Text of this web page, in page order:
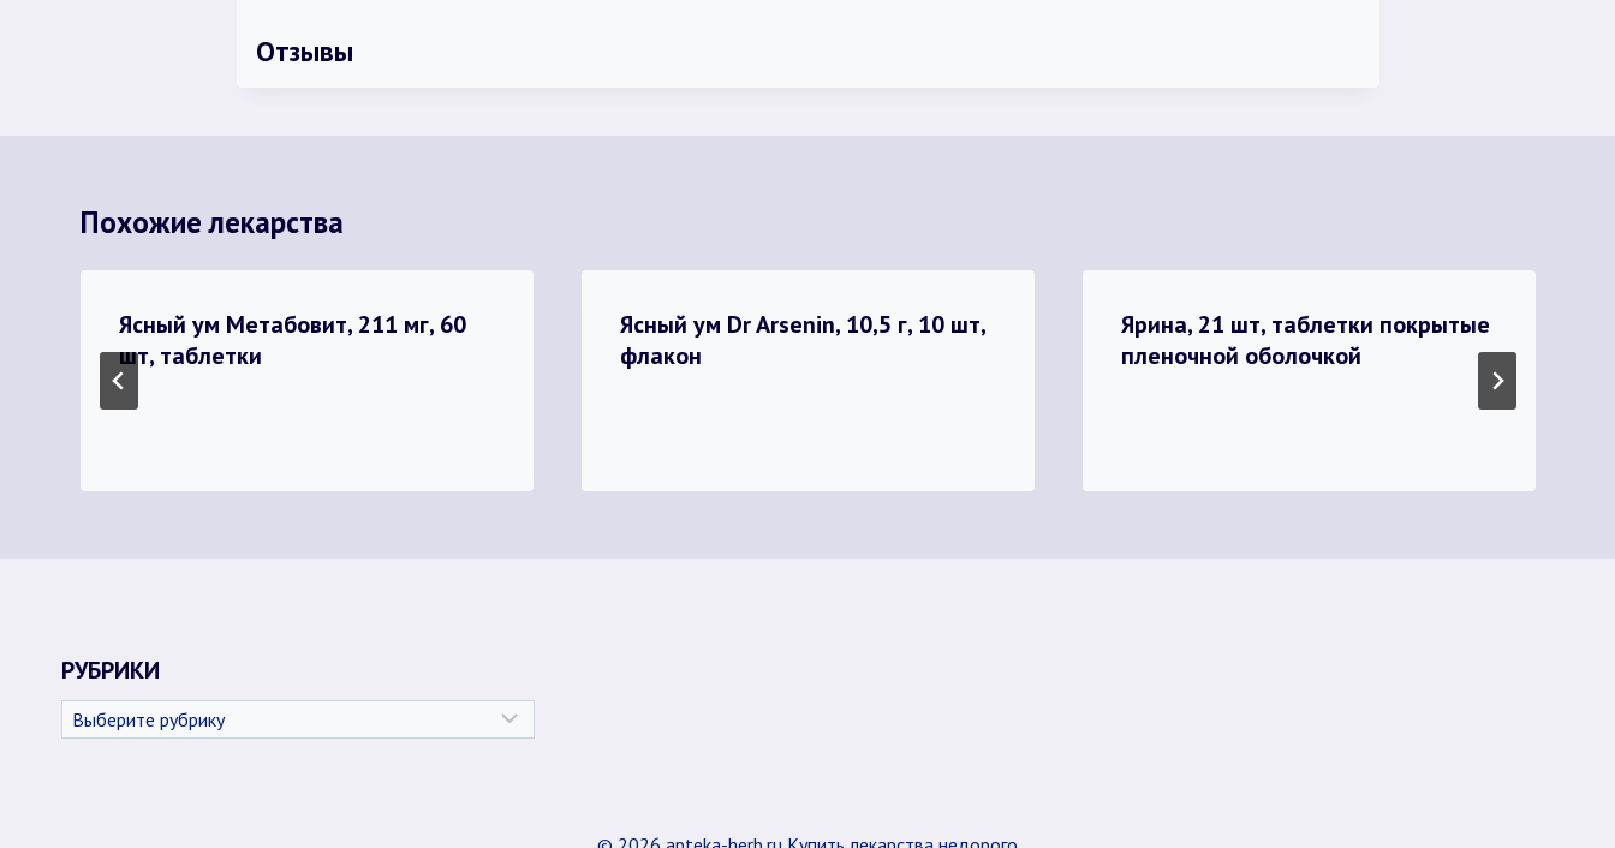
Отзывы
Похожие лекарства
Ясный ум Метабовит, 211 мг, 60
шт, таблетки
Ясный ум Dr Arsenin, 10,5 г, 10 шт,
флакон
Ярина, 21 шт, таблетки покрытые
пленочной оболочкой
РУБРИКИ
Рубрики